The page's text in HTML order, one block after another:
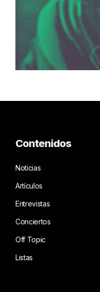
Contenidos
Noticias
Artículos
Entrevistas
Conciertos
Off Topic
Listas